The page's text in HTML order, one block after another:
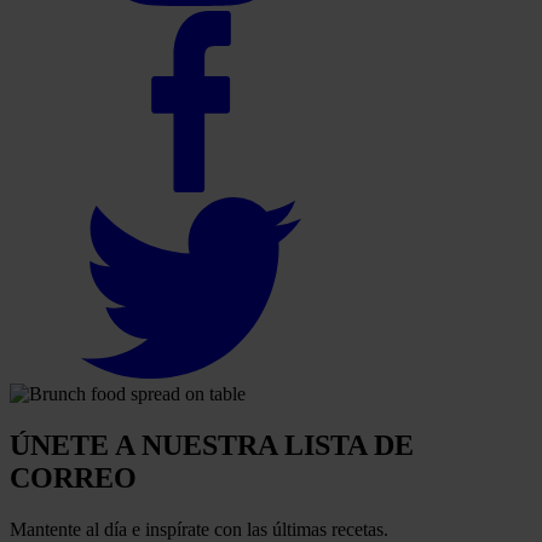
ÚNETE A NUESTRA LISTA DE
CORREO
Mantente al día e inspírate con las últimas recetas.